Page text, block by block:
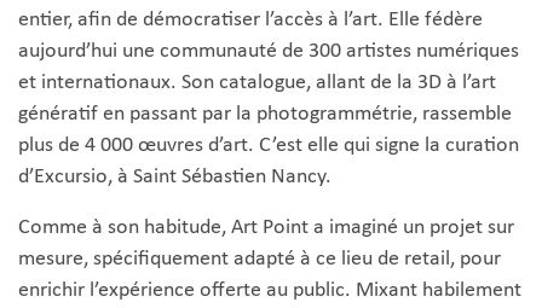
entier, afin de démocratiser l’accès à l’art. Elle fédère
aujourd’hui une communauté de 300 artistes numériques
et internationaux. Son catalogue, allant de la 3D à l’art
génératif en passant par la photogrammétrie, rassemble
plus de 4 000 œuvres d’art. C’est elle qui signe la curation
d’Excursio, à Saint Sébastien Nancy.
Comme à son habitude, Art Point a imaginé un projet sur
mesure, spécifiquement adapté à ce lieu de retail, pour
enrichir l’expérience offerte au public. Mixant habilement